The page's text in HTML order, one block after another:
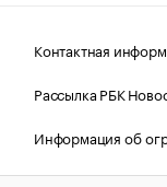
Контактная
Рассылка РБК
Информация об
Правовая